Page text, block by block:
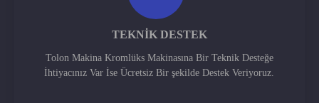
TEKNIK DESTEK
Tolon Makina Kromlüks Makinasına Bir Teknik Desteğe
İhtiyacınız Var İse Ücretsiz Bir şekilde Destek Veriyoruz.